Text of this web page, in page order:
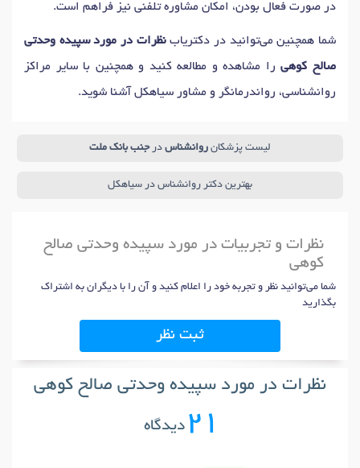
دکترمشاور سوگ و فقداندر سیاهکل
در سیاهکل
دکتر مشاوره خودشناسی
دکتر مشاوره کودک و نوجوان در سیاهکل
در صورت فعال بودن، امکان مشاوره تلفنی نیز فراهم است.
شما همچنین می‌توانید در دکتریابنظرات در مورد سپیده وحدتی
صالح کوهیرا مشاهده و مطالعه کنید و همچنین با سایر مراکز
روانشناسی، رواندرمانگر و مشاور سیاهکل آشنا شوید.
لیست پزشکان روانشناس درجنب بانک ملت
بهترین دکتر روانشناس در سیاهکل
نظرات و تجربیات در مورد سپیده وحدتی صالح
کوهی
شما می‌توانید نظر و تجربه خود را اعلام کنید و آن را با دیگران به اشتراک
بگذارید
ثبت نظر
نظرات در مورد سپیده وحدتی صالح کوهی
21دیدگاه